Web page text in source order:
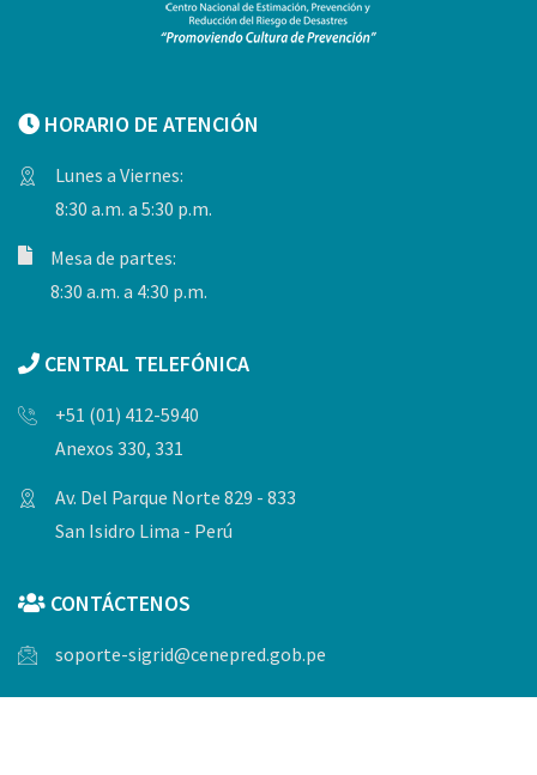
HORARIO DE ATENCIÓN
Lunes a Viernes:
8:30 a.m. a 5:30 p.m.
Mesa de partes:
8:30 a.m. a 4:30 p.m.
CENTRAL TELEFÓNICA
+51 (01) 412-5940
Anexos 330, 331
Av. Del Parque Norte 829 - 833
San Isidro Lima - Perú
CONTÁCTENOS
soporte-sigrid@cenepred.gob.pe